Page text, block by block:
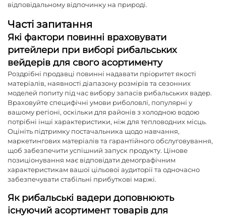
відповідальному відпочинку на природі.
Часті запитання
Які фактори повинні враховувати
ритейлери при виборі рибальських
вейдерів для свого асортименту
Роздрібні продавці повинні надавати пріоритет якості
матеріалів, наявності діапазону розмірів та сезонних
моделей попиту під час вибору запасів рибальських вадер.
Враховуйте специфічні умови риболовлі, популярні у
вашому регіоні, оскільки для районів з холодною водою
потрібні інші характеристики, ніж для тепловодних місць.
Оцініть підтримку постачальника щодо навчання,
маркетингових матеріалів та гарантійного обслуговування,
щоб забезпечити успішний запуск продукту. Цінове
позиціонування має відповідати демографічним
характеристикам вашої цільової аудиторії та одночасно
забезпечувати стабільні прибуткові маржі.
Як рибальські вадери доповнюють
існуючий асортимент товарів для